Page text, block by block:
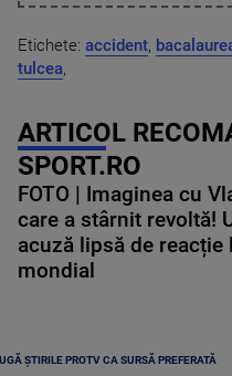
Etichete: accident,
tulcea,
ARTICOL
SPORT.RO
FOTO | Imaginea cu
care a stârnit revoltă!
acuză lipsă de reacție
mondial
ȘTIRILE PROTV CA SURSĂ PREFERATĂ